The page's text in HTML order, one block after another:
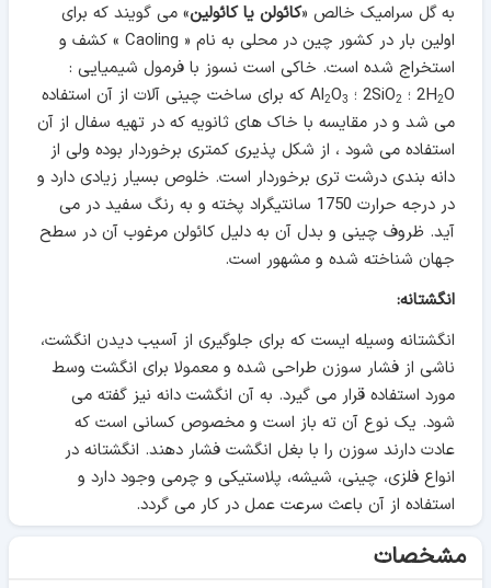
به گل سرامیک خالص «کائولن یا کائولین» می گویند که برای
اولین بار در کشور چین در محلی به نام « Caoling » کشف و
استخراج شده است. خاکی است نسوز با فرمول شیمیایی :
2H2O ؛ 2SiO 2 ؛ Al 2O3
که برای ساخت چینی آلات از آن استفاده
می شد و در مقایسه با خاک های ثانویه که در تهیه سفال از آن
استفاده می شود ، از شکل پذیری کمتری برخوردار بوده ولی از
دانه بندی درشت تری برخوردار است. خلوص بسیار زیادی دارد و
در درجه حرارت 1750 سانتیگراد پخته و به رنگ سفید در می
آید. ظروف چینی و بدل آن به دلیل کائولن مرغوب آن در سطح
جهان شناخته شده و مشهور است.
انگشتانه:
انگشتانه وسیله ایست که برای جلوگیری از آسیب دیدن انگشت،
ناشی از فشار سوزن طراحی شده و معمولا برای انگشت وسط
مورد استفاده قرار می گیرد. به آن انگشت دانه نیز گفته می
شود. یک نوع آن ته باز است و مخصوص کسانی است که
عادت دارند سوزن را با بغل انگشت فشار دهند. انگشتانه در
انواع فلزی، چینی، شیشه، پلاستیکی و چرمی وجود دارد و
استفاده از آن باعث سرعت عمل در کار می گردد.
مشخصات